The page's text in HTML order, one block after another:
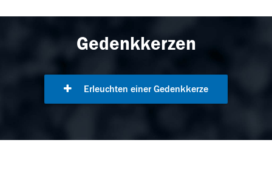
Gedenkkerzen
Erleuchten einer Gedenkkerze